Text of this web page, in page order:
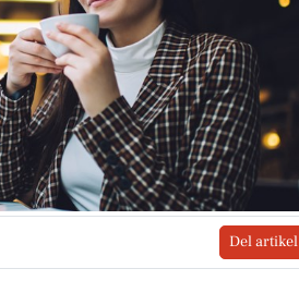
Del artikel